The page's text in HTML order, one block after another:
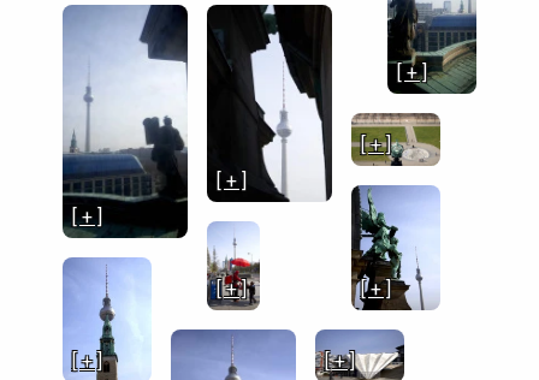
[ + ]
[ + ]
[ + ]
[ + ]
[ + ]
[ + ]
[ + ] [ + ]